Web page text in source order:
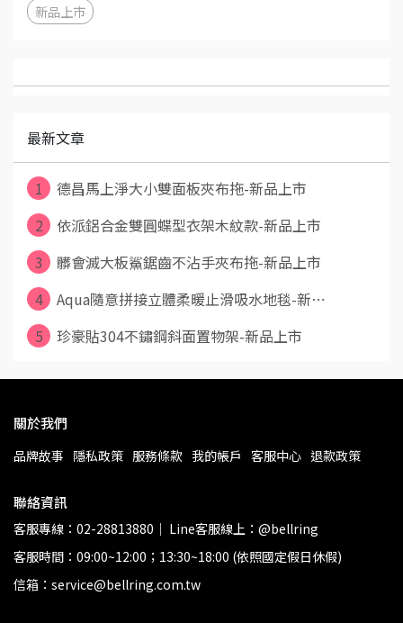
新品上市
最新文章
1
德昌馬上淨大小雙面板夾布拖-新品上市
2
依派鋁合金雙圓蝶型衣架木紋款-新品上市
3
髒會滅大板鯊鋸齒不沾手夾布拖-新品上市
4
Aqua隨意拼接立體柔暖止滑吸水地毯-新⋯
5
珍豪貼304不鏽鋼斜面置物架-新品上市
關於我們
品牌故事 隱私政策 服務條款 我的帳戶 客服中心 退款政策
聯絡資訊
客服專線：02-28813880｜ Line客服線上：@bellring
客服時間：09:00~12:00；13:30~18:00 (依照國定假日休假)
信箱：service@bellring.com.tw